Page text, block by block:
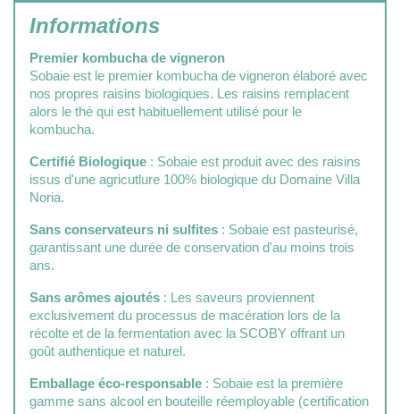
Informations
Premier kombucha de vigneron
Sobaie est le premier kombucha de vigneron élaboré avec
nos propres raisins biologiques. Les raisins remplacent
alors le thé qui est habituellement utilisé pour le
kombucha.
Certifié Biologique : Sobaie est produit avec des raisins
issus d'une agricutlure 100% biologique du Domaine Villa
Noria.
Sans conservateurs ni sulfites : Sobaie est pasteurisé,
garantissant une durée de conservation d'au moins trois
ans.
Sans arômes ajoutés : Les saveurs proviennent
exclusivement du processus de macération lors de la
récolte et de la fermentation avec la SCOBY offrant un
goût authentique et naturel.
Emballage éco-responsable : Sobaie est la première
gamme sans alcool en bouteille réemployable (certification